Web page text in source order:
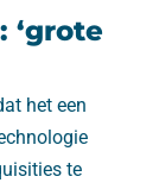
‘grote
het een
te